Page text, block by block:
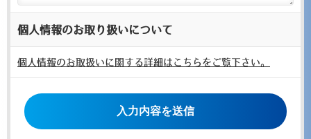
個人情報のお取り扱いについて
個人情報のお取扱いに関する詳細はこちらをご覧下さい。
こ
の